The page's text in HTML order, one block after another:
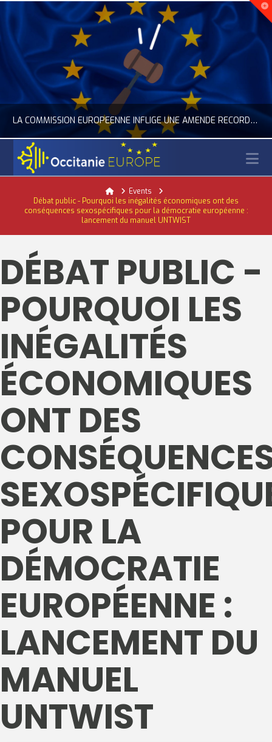
LA COMMISSION EUROPÉENNE INFLIGE UNE AMENDE RECORD À GOOGLE
ACTUALITÉ DE L'UNION EUROPÉENNE, ACTUALITÉ DE LA REPRÉSENTATION D’OCCITANIE EUROPE, NUMÉRIQUE- DIGITAL
HomeEvents
Débat public - Pourquoi les inégalités économiques ont des
conséquences sexospécifiques pour la démocratie européenne :
lancement du manuel UNTWIST
DÉBAT PUBLIC -
POURQUOI LES
INÉGALITÉS
ÉCONOMIQUES
ONT DES
POUR LA
DÉMOCRATIE
EUROPÉENNE :
LANCEMENT DU
MANUEL
UNTWIST